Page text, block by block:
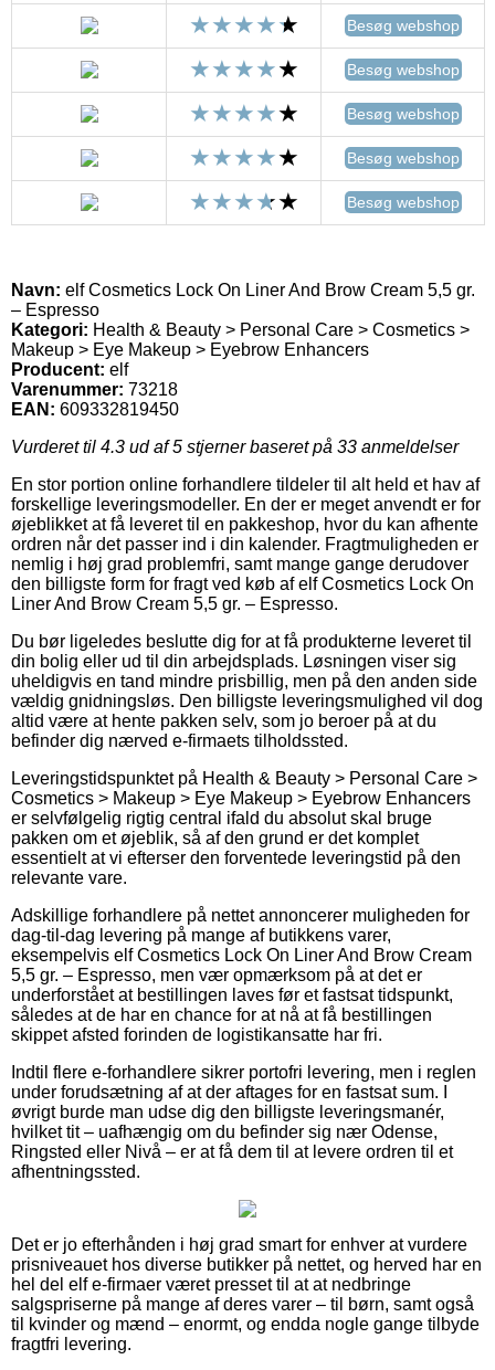
Besøg webshop
Besøg webshop
Besøg webshop
Besøg webshop
Besøg webshop
Navn: elf Cosmetics Lock On Liner And Brow Cream 5,5 gr.
– Espresso
Kategori: Health & Beauty > Personal Care > Cosmetics >
Makeup > Eye Makeup > Eyebrow Enhancers
Producent: elf
Varenummer: 73218
EAN: 609332819450
Vurderet til 4.3 ud af 5 stjerner baseret på 33 anmeldelser
En stor portion online forhandlere tildeler til alt held et hav af
forskellige leveringsmodeller. En der er meget anvendt er for
øjeblikket at få leveret til en pakkeshop, hvor du kan afhente
ordren når det passer ind i din kalender. Fragtmuligheden er
nemlig i høj grad problemfri, samt mange gange derudover
den billigste form for fragt ved køb af elf Cosmetics Lock On
Liner And Brow Cream 5,5 gr. – Espresso.
Du bør ligeledes beslutte dig for at få produkterne leveret til
din bolig eller ud til din arbejdsplads. Løsningen viser sig
uheldigvis en tand mindre prisbillig, men på den anden side
vældig gnidningsløs. Den billigste leveringsmulighed vil dog
altid være at hente pakken selv, som jo beroer på at du
befinder dig nærved e-firmaets tilholdssted.
Leveringstidspunktet på Health & Beauty > Personal Care >
Cosmetics > Makeup > Eye Makeup > Eyebrow Enhancers
er selvfølgelig rigtig central ifald du absolut skal bruge
pakken om et øjeblik, så af den grund er det komplet
essentielt at vi efterser den forventede leveringstid på den
relevante vare.
Adskillige forhandlere på nettet annoncerer muligheden for
dag-til-dag levering på mange af butikkens varer,
eksempelvis elf Cosmetics Lock On Liner And Brow Cream
5,5 gr. – Espresso, men vær opmærksom på at det er
underforstået at bestillingen laves før et fastsat tidspunkt,
således at de har en chance for at nå at få bestillingen
skippet afsted forinden de logistikansatte har fri.
Indtil flere e-forhandlere sikrer portofri levering, men i reglen
under forudsætning af at der aftages for en fastsat sum. I
øvrigt burde man udse dig den billigste leveringsmanér,
hvilket tit – uafhængig om du befinder sig nær Odense,
Ringsted eller Nivå – er at få dem til at levere ordren til et
afhentningssted.
Det er jo efterhånden i høj grad smart for enhver at vurdere
prisniveauet hos diverse butikker på nettet, og herved har en
hel del elf e-firmaer været presset til at at nedbringe
salgspriserne på mange af deres varer – til børn, samt også
til kvinder og mænd – enormt, og endda nogle gange tilbyde
fragtfri levering.